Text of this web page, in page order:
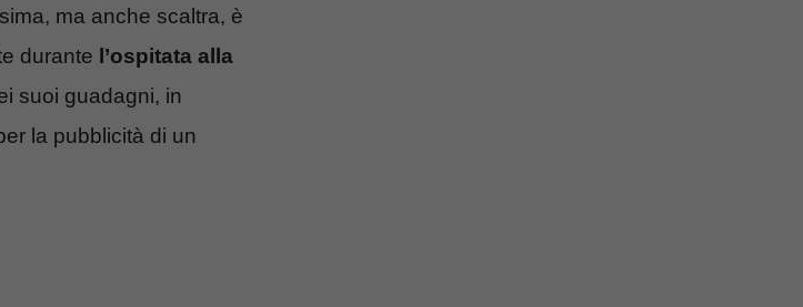
ma anche scaltra, è
durante l’ospitata alla
suoi guadagni, in
la pubblicità di un